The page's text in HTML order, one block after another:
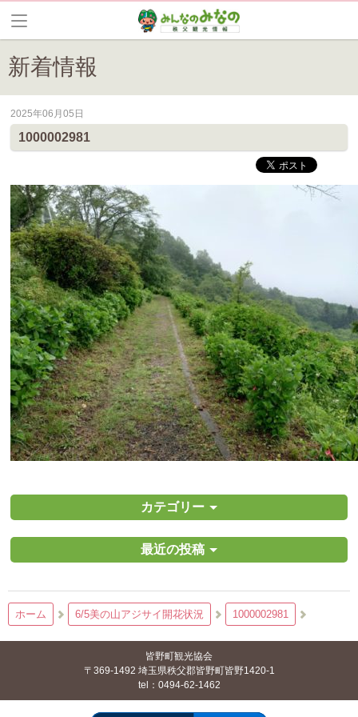
新着情報
皆野町のイベントやお祭り、花情報等の最新情報や観光協会会員情報
2025年06月05日
1000002981
カテゴリー
最近の投稿
ホーム 6/5美の山アジサイ開花状況 1000002981
皆野町観光協会
〒369-1492 埼玉県秩父郡皆野町皆野1420-1
tel：0494-62-1462